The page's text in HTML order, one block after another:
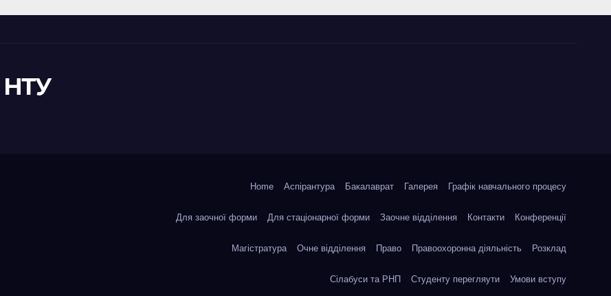
«Сучасні виклики
практичній
Home Аспірантура Бакалаврат Галерея Графік навчального процесу
Для заочної форми Для стаціонарної форми Заочне відділення Контакти Конференції
Магістратура Очне відділення Право Правоохоронна діяльність Розклад
Сілабуси та РНП Студенту перегляути Умови вступу